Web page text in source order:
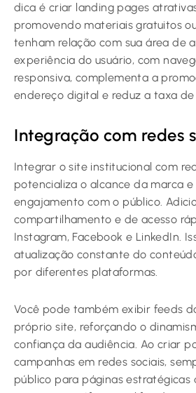
dica é criar landing pages
promovendo materiais gratuitos
tenham relação com sua área de
experiência do usuário, com
responsiva, complementa a
endereço digital e reduz a taxa de
Integração com redes
Integrar o site institucional com
potencializa o alcance da marca
engajamento com o público.
compartilhamento e de acesso
Instagram, Facebook e LinkedIn.
atualização constante do
por diferentes plataformas.
Você pode também exibir feeds
próprio site, reforçando o
confiança da audiência. Ao criar
campanhas em redes sociais,
público para páginas estratégicas